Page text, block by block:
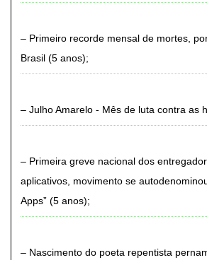
Primeiro recorde mensal de mortes,
Brasil (5 anos)
Julho Amarelo - Mês de luta contra as
Primeira greve nacional dos
aplicativos, movimento se
Apps” (5 anos)
Nascimento do poeta repentista